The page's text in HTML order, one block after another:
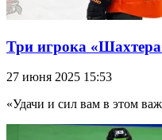
Три игрока
27 июня 2025 15:53
«Удачи и сил вам в этом